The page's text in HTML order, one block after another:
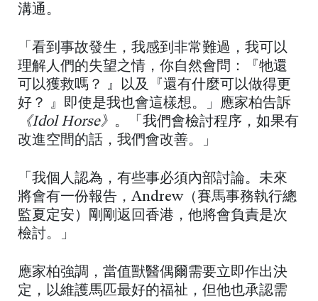
溝通。
「看到事故發生，我感到非常難過，我可以
理解人們的失望之情，你自然會問：『牠還
可以獲救嗎？ 』以及『還有什麼可以做得更
好？ 』即使是我也會這樣想。」應家柏告訴
《Idol Horse》 。「我們會檢討程序，如果有
改進空間的話，我們會改善。」
「我個人認為，有些事必須內部討論。未來
將會有一份報告，Andrew（賽馬事務執行總
監夏定安）剛剛返回香港，他將會負責是次
檢討。」
應家柏強調，當值獸醫偶爾需要立即作出決
定，以維護馬匹最好的福祉，但他也承認需